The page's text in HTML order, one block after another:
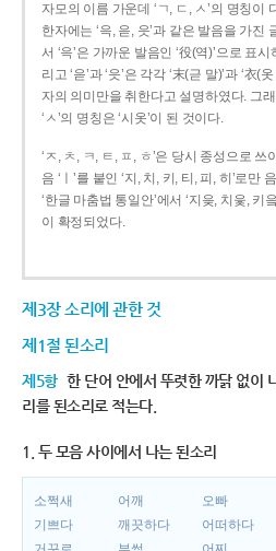
자모의 이름 가운데 ‘ㄱ, ㄷ, ㅅ’의 명칭이
한자에는 ‘윽, 읃, 읏’과 같은 발음을 가진
서 ‘윽’은 가까운 발음인 ‘役(역)’으로 표시
리고 ‘읃’과 ‘읏’은 각각 ‘末(귿 말)’과 ‘衣
자의 의미만을 취한다고 설명하였다. 그래
‘ㅅ’의 명칭은 ‘시옷’이 된 것이다.
‘ㅈ, ㅊ, ㅋ, ㅌ, ㅍ, ㅎ’은 당시 종성으로
음 ‘ㅣ’를 붙인 ‘지, 치, 키, 티, 피, 히’로만
‘한글 마춤법 통일안’에서 ‘지읒, 치읓, 키
이 확정되었다.
제3장 소리에 관한 것
제1절 된소리
제5항 한 단어 안에서 뚜렷한 까닭 없이
리를 된소리로 적는다.
1. 두 모음 사이에서 나는 된소리
소쩍새 어깨 오빠
기쁘다
깨끗하다 어떠하다